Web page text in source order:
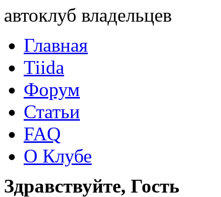
автоклуб владельцев
Главная
Tiida
Форум
Статьи
FAQ
О Клубе
Здравствуйте, Гость